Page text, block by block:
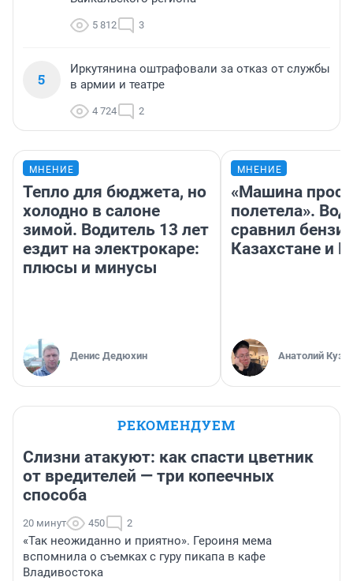
5 812 3
5
Иркутянина оштрафовали за отказ от службы
в армии и театре
4 724 2
МНЕНИЕ
Тепло для бюджета, но
холодно в салоне
зимой. Водитель 13 лет
ездит на электрокаре:
плюсы и минусы
Денис Дедюхин
МНЕНИЕ
«Машина
полетела».
сравнил
Казахстане и
Анатолий
РЕКОМЕНДУЕМ
Слизни атакуют: как спасти цветник
от вредителей — три копеечных
способа
20 минут 450 2
«Так неожиданно и приятно». Героиня мема
вспомнила о съемках с гуру пикапа в кафе
Владивостока